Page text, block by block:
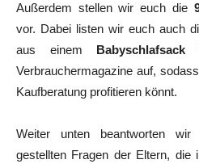
Außerdem stellen wir euch die
vor. Dabei listen wir euch auch
aus einem Babyschlafsack
Verbrauchermagazine auf,
Kaufberatung profitieren könnt.
Weiter unten beantworten
gestellten Fragen der Eltern, die